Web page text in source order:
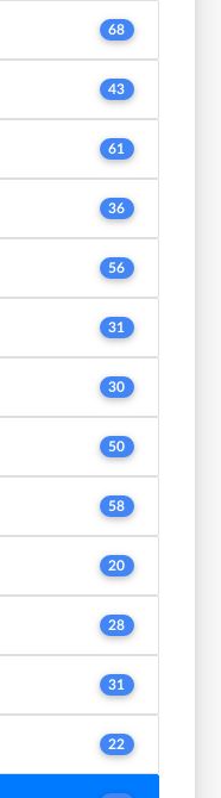
68
43
61
36
56
31
30
50
58
20
28
31
22